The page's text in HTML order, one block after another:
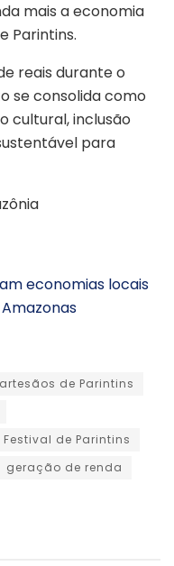
mais a economia
Parintins.
reais durante o
se consolida como
cultural, inclusão
para
economias locais
artesãos de Parintins
Festival de Parintins
geração de renda